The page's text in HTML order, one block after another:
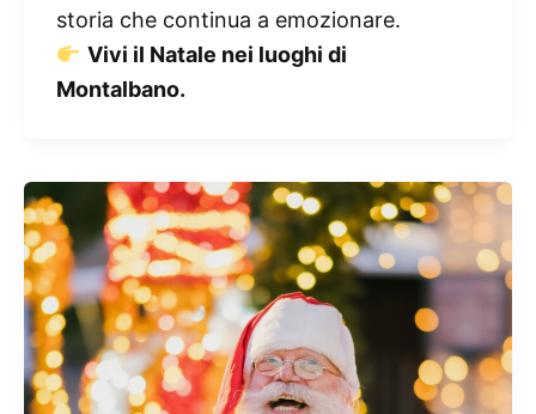
storia che continua a emozionare.
Vivi il Natale nei luoghi di
Montalbano.